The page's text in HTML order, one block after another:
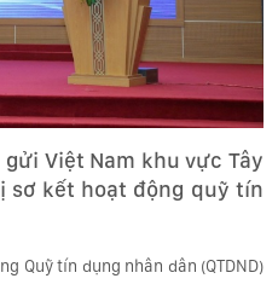
Việt Nam khu vực Tây
sơ kết hoạt động quỹ tín
Quỹ tín dụng nhân dân (QTDND)